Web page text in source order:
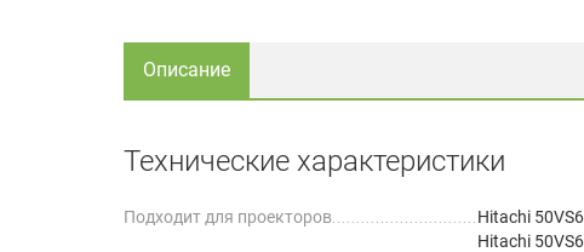
Описание
Технические характеристики
Подходит для проекторов
Hitachi
Hitachi